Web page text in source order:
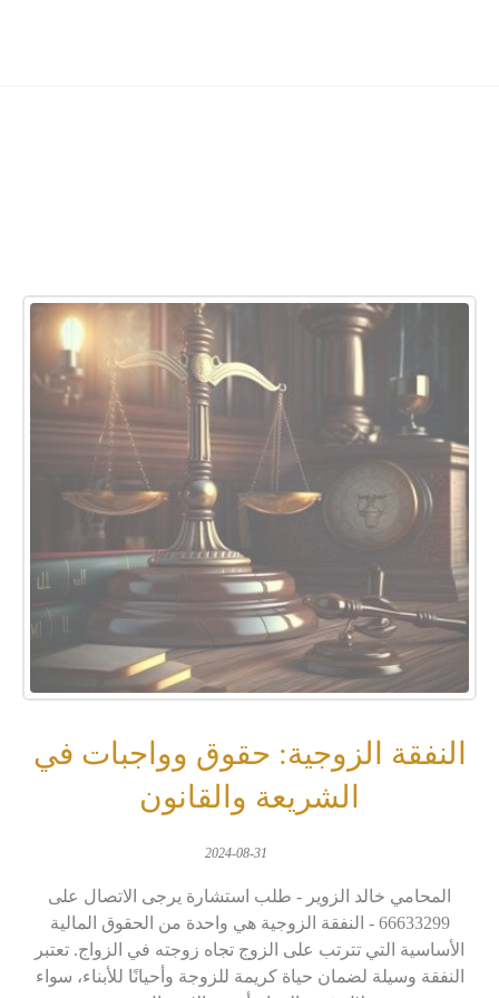
النفقة الزوجية: حقوق وواجبات في
الشريعة والقانون
2024-08-31
المحامي خالد الزوير - طلب استشارة يرجى الاتصال على
66633299 - النفقة الزوجية هي واحدة من الحقوق المالية
الأساسية التي تترتب على الزوج تجاه زوجته في الزواج. تعتبر
النفقة وسيلة لضمان حياة كريمة للزوجة وأحيانًا للأبناء، سواء